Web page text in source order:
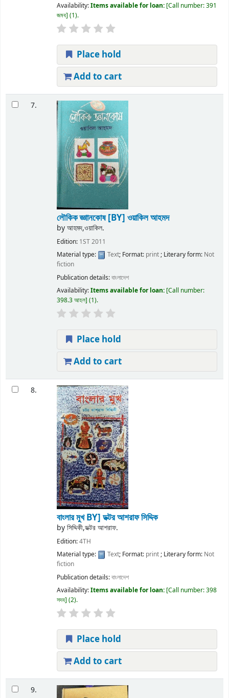
Availability:Items available for loan: Call number:391
জমব (1).
Place hold
Add to cart
7.
লৌকিক জ্ঞাানকোষ[BY] ওয়াকিল আহমদ
byআহমদ,ওয়াকিল.
Edition: 1ST 2011
Material type:
Text; Format: print; Literary form: Not
fiction
Publication details:বাংলাদেশ
Availability:Items available for loan: Call number:
398.3 আহল (1).
Place hold
Add to cart
8.
বাংলার মুখBY] ডক্টর আশরাফ সিদ্দিক
byসিদ্দিকী,ডক্টর আশরাফ.
Edition:4TH
Material type:
Text; Format: print; Literary form: Not
fiction
Publication details:বাংলাদেশ
Availability:Items available for loan: Call number:398
সদব (2).
Place hold
Add to cart
9.